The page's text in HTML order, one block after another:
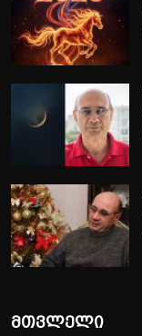
მთვლელი